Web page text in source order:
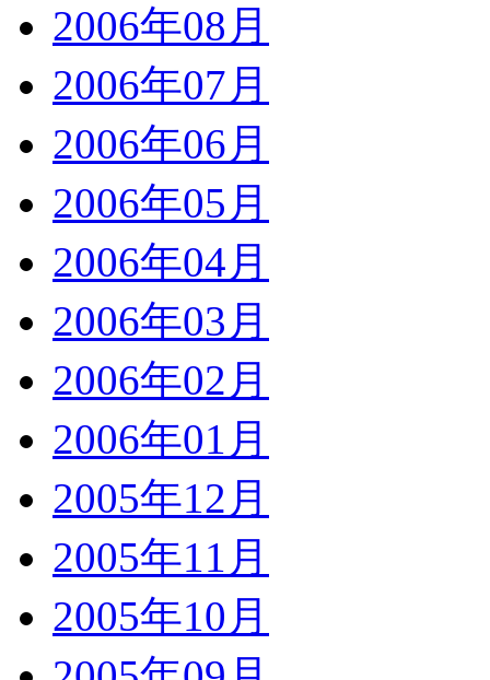
2006年08月
2006年07月
2006年06月
2006年05月
2006年04月
2006年03月
2006年02月
2006年01月
2005年12月
2005年11月
2005年10月